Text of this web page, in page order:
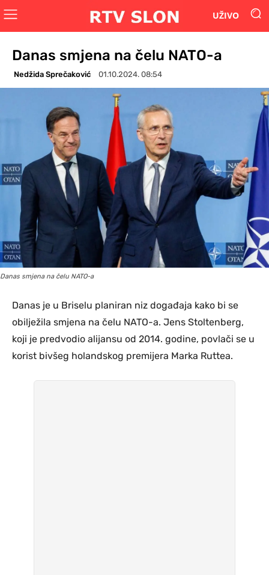
UŽIVO
Danas smjena na čelu NATO-a
Nedžida Sprečaković 01.10.2024. 08:54
Danas smjena na čelu NATO-a
Danas je u Briselu planiran niz događaja kako bi se
obilježila smjena na čelu NATO-a. Jens Stoltenberg,
koji je predvodio alijansu od 2014. godine, povlači se u
korist bivšeg holandskog premijera Marka Ruttea.